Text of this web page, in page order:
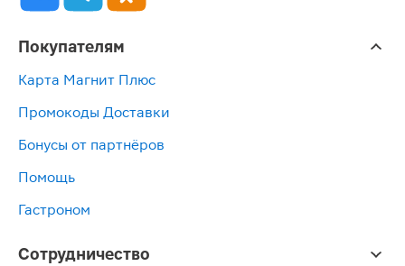
Покупателям
Карта Магнит Плюс
Промокоды Доставки
Бонусы от партнёров
Помощь
Гастроном
Сотрудничество